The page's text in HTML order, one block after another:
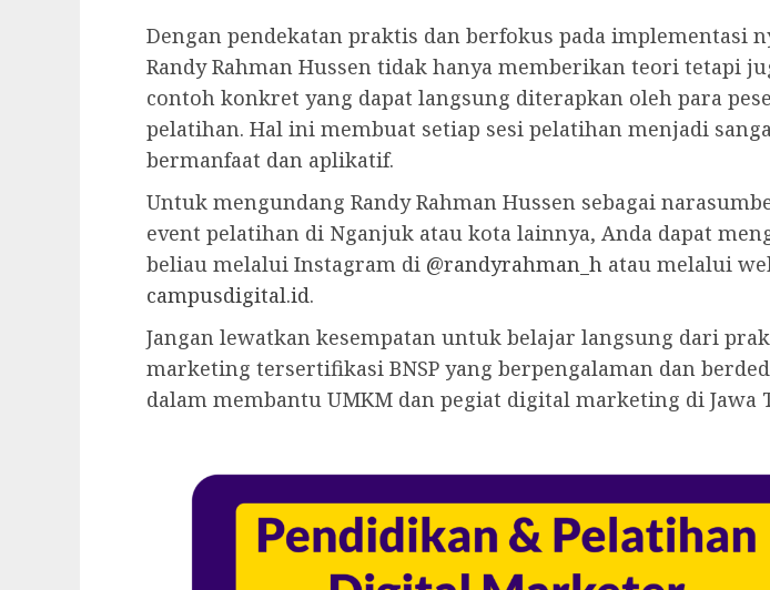
Dengan pendekatan praktis dan berfokus pada implementasi
Randy Rahman Hussen tidak hanya memberikan teori tetapi
contoh konkret yang dapat langsung diterapkan oleh para
pelatihan. Hal ini membuat setiap sesi pelatihan menjadi
bermanfaat dan aplikatif.
Untuk mengundang Randy Rahman Hussen sebagai
event pelatihan di Nganjuk atau kota lainnya, Anda dapat
beliau melalui Instagram di @randyrahman_h atau melalui
campusdigital.id.
Jangan lewatkan kesempatan untuk belajar langsung dari
marketing tersertifikasi BNSP yang berpengalaman dan
dalam membantu UMKM dan pegiat digital marketing di Jawa